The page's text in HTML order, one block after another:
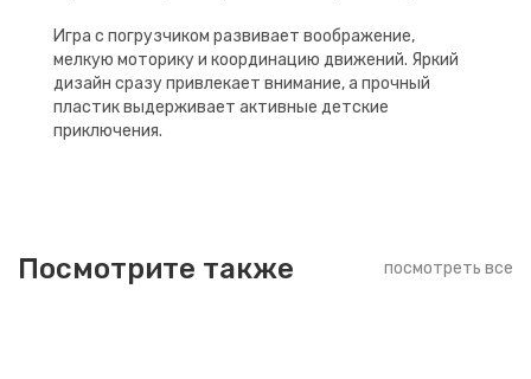
Игра с погрузчиком развивает воображение,
мелкую моторику и координацию движений. Яркий
дизайн сразу привлекает внимание, а прочный
пластик выдерживает активные детские
приключения.
Посмотрите также посмотреть все